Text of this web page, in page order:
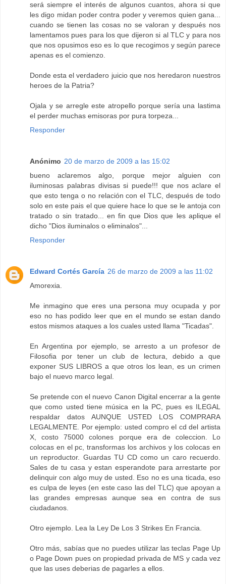
será siempre el interés de algunos cuantos, ahora si que
les digo midan poder contra poder y veremos quien gana...
cuando se tienen las cosas no se valoran y después nos
lamentamos pues para los que dijeron si al TLC y para nos
que nos opusimos eso es lo que recogimos y según parece
apenas es el comienzo.
Donde esta el verdadero juicio que nos heredaron nuestros
heroes de la Patria?
Ojala y se arregle este atropello porque sería una lastima
el perder muchas emisoras por pura torpeza...
Responder
Anónimo 20 de marzo de 2009 a las 15:02
bueno aclaremos algo, porque mejor alguien con
iluminosas palabras divisas si puede!!! que nos aclare el
que esto tenga o no relación con el TLC, después de todo
solo en este pais el que quiere hace lo que se le antoja con
tratado o sin tratado... en fin que Dios que les aplique el
dicho "Dios iluminalos o eliminalos"...
Responder
Edward Cortés García 26 de marzo de 2009 a las 11:02
Amorexia.
Me inmagino que eres una persona muy ocupada y por
eso no has podido leer que en el mundo se estan dando
estos mismos ataques a los cuales usted llama "Ticadas".
En Argentina por ejemplo, se arresto a un profesor de
Filosofia por tener un club de lectura, debido a que
exponer SUS LIBROS a que otros los lean, es un crimen
bajo el nuevo marco legal.
Se pretende con el nuevo Canon Digital encerrar a la gente
que como usted tiene música en la PC, pues es ILEGAL
respaldar datos AUNQUE USTED LOS COMPRARA
LEGALMENTE. Por ejemplo: usted compro el cd del artista
X, costo 75000 colones porque era de coleccion. Lo
colocas en el pc, transformas los archivos y los colocas en
un reproductor. Guardas TU CD como un caro recuerdo.
Sales de tu casa y estan esperandote para arrestarte por
delinquir con algo muy de usted. Eso no es una ticada, eso
es culpa de leyes (en este caso las del TLC) que apoyan a
las grandes empresas aunque sea en contra de sus
ciudadanos.
Otro ejemplo. Lea la Ley De Los 3 Strikes En Francia.
Otro más, sabías que no puedes utilizar las teclas Page Up
o Page Down pues on propiedad privada de MS y cada vez
que las uses deberias de pagarles a ellos.